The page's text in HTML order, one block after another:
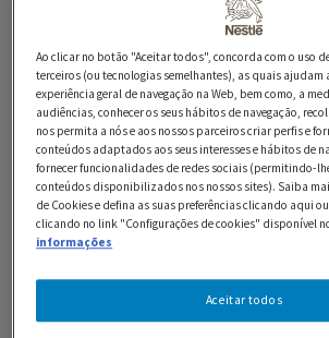
8 colheres de sopa de molho MAGGI
200 g de massa penne
100 g de rúcula
200 g de curgete
200 g de cebola
100 g de queijo feta ou queijo de cabra
150 g de tomates secos em azeite
2 ramos de salsa fresca
Ao clicar no botão "Aceitar todos", concorda com o uso
terceiros (ou tecnologias semelhantes), as quais ajudam
experiência geral de navegação na Web, bem como, a
audiências, conhecer os seus hábitos de navegação,
nos permita a nós e aos nossos parceiros criar perfis e
conteúdos adaptados aos seus interesses e hábitos de
fornecer funcionalidades de redes sociais (permitindo-
conteúdos disponibilizados nos nossos sites). Saiba
de Cookies e defina as suas preferências clicando aqui
clicando no link "Configurações de cookies" disponível
informações
Aceitar todos